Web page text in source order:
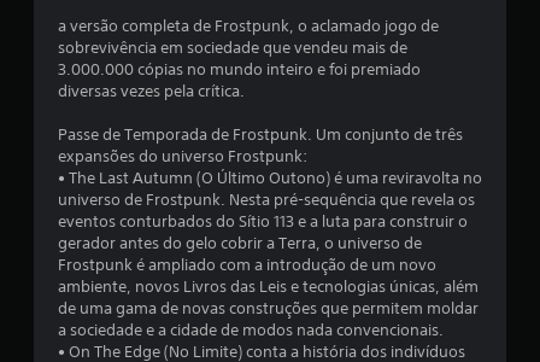
m
a
d
e
a versão completa de Frostpunk, o aclamado jogo de
sobrevivência em sociedade que vendeu mais de
3.000.000 cópias no mundo inteiro e foi premiado
diversas vezes pela crítica.
Passe de Temporada de Frostpunk. Um conjunto de três
expansões do universo Frostpunk:
• The Last Autumn (O Último Outono) é uma reviravolta no
universo de Frostpunk. Nesta pré-sequência que revela os
eventos conturbados do Sítio 113 e a luta para construir o
gerador antes do gelo cobrir a Terra, o universo de
Frostpunk é ampliado com a introdução de um novo
ambiente, novos Livros das Leis e tecnologias únicas, além
de uma gama de novas construções que permitem moldar
a sociedade e a cidade de modos nada convencionais.
• On The Edge (No Limite) conta a história dos indivíduos